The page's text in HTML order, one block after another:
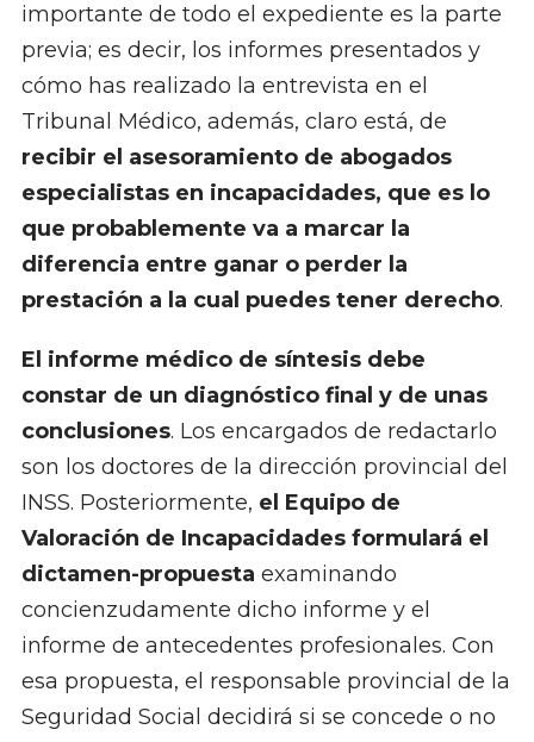
importante de todo el expediente es la parte
previa; es decir, los informes presentados y
cómo has realizado la entrevista en el
Tribunal Médico, además, claro está, de
recibir el asesoramiento de abogados
especialistas en incapacidades, que es lo
que probablemente va a marcar la
diferencia entre ganar o perder la
prestación a la cual puedes tener derecho.
El informe médico de síntesis debe
constar de un diagnóstico final y de unas
conclusiones. Los encargados de redactarlo
son los doctores de la dirección provincial del
INSS. Posteriormente, el Equipo de
Valoración de Incapacidades formulará el
dictamen-propuesta examinando
concienzudamente dicho informe y el
informe de antecedentes profesionales. Con
esa propuesta, el responsable provincial de la
Seguridad Social decidirá si se concede o no